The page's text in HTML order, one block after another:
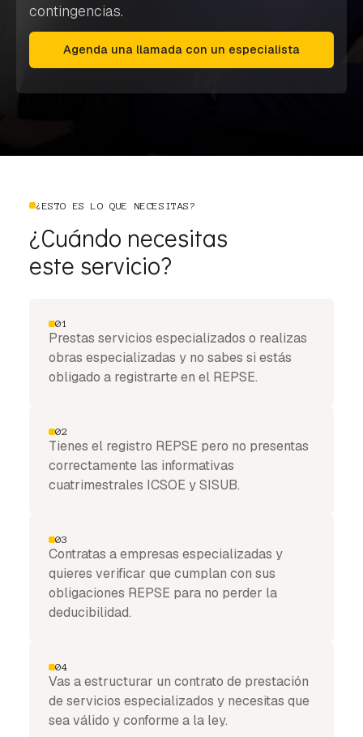
contingencias.
Agenda una llamada con un especialista
¿ESTO ES LO QUE NECESITAS?
¿Cuándo necesitas
este servicio?
01
Prestas servicios especializados o realizas
obras especializadas y no sabes si estás
obligado a registrarte en el REPSE.
02
Tienes el registro REPSE pero no presentas
correctamente las informativas
cuatrimestrales ICSOE y SISUB.
03
Contratas a empresas especializadas y
quieres verificar que cumplan con sus
obligaciones REPSE para no perder la
deducibilidad.
04
Vas a estructurar un contrato de prestación
de servicios especializados y necesitas que
sea válido y conforme a la ley.